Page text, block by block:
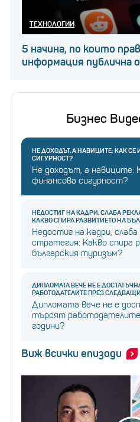
ТЕХНОЛОГИИ
5 начина, по които
информация публична
Бизнес
НЕ ДОХОДЪТ, А НАВИЦИТЕ: КАК
СИГУРНОСТ?
Не доходът, а навиците:
финансова сигурност?
НЕДОСТИГ НА КАДРИ, СЛАБА
КАКВО СПИРА РАЗВИТИЕТО НА
Недостиг на кадри,
стратегия: Какво спира
българския туризъм?
ДИПЛОМАТА ВЕЧЕ НЕ Е
РАБОТОДАТЕЛИТЕ ПРЕЗ
Дипломата вече не е
търсят
години?
Виж всички епизоди